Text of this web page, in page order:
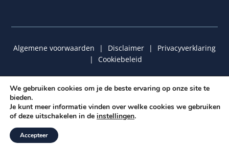
Algemene voorwaarden | Disclaimer |
Privacyverklaring
|
Cookiebeleid
© 2026 van der Graaf De Molen | Ontwerp & Realisatie:
Graafies Ontwerp&Insomedia
We gebruiken cookies om je de beste ervaring op onze site te
bieden.
Je kunt meer informatie vinden over welke cookies we gebruiken
of deze uitschakelen in de instellingen.
Accepteer